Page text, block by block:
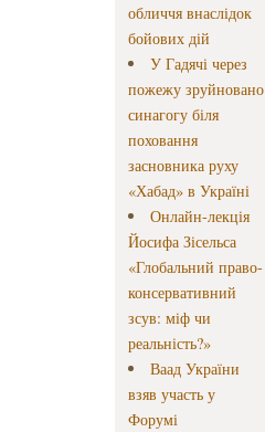
обличчя внаслідок
бойових дій
У Гадячі через
пожежу зруйновано
синагогу біля
поховання
засновника руху
«Хабад» в Україні
Онлайн-лекція
Йосифа Зісельса
«Глобальний право-
консервативний
зсув: міф чи
реальність?»
Ваад України
взяв участь у
Форумі